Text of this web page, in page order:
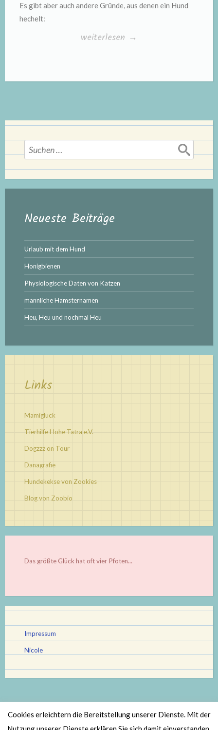
Es gibt aber auch andere Gründe, aus denen ein Hund
hechelt:
„Hecheln“
weiterlesen →
Suchen
nach:
Neueste Beiträge
Urlaub mit dem Hund
Honigbienen
Physiologische Daten von Katzen
männliche Hamsternamen
Heu, Heu und nochmal Heu
Links
Mamiglück
Tierhilfe Hohe Tatra e.V.
Dogzzz on Tour
Danagrafie
Hundekekse von Zookies
Blog von Zoobio
Das größte Glück hat oft vier Pfoten...
Impressum
Nicole
Stolz bereitgestellt von WordPress | Theme: Scratchpad von
Cookies erleichtern die Bereitstellung unserer Dienste. Mit der